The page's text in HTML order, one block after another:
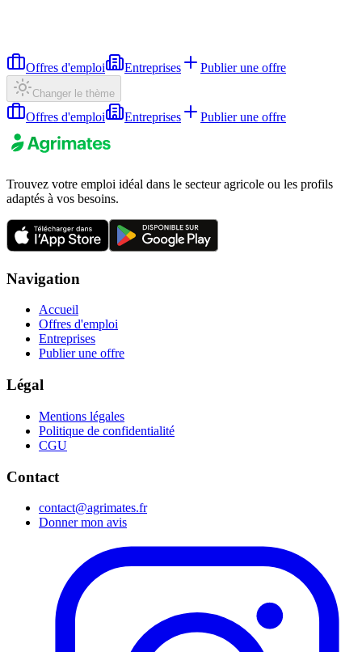
Offres d'emploi Entreprises Publier une offre
Changer le thème
Offres d'emploi Entreprises Publier une offre
Trouvez votre emploi idéal dans le secteur agricole ou les profils
adaptés à vos besoins.
Navigation
Accueil
Offres d'emploi
Entreprises
Publier une offre
Légal
Mentions légales
Politique de confidentialité
CGU
Contact
contact@agrimates.fr
Donner mon avis